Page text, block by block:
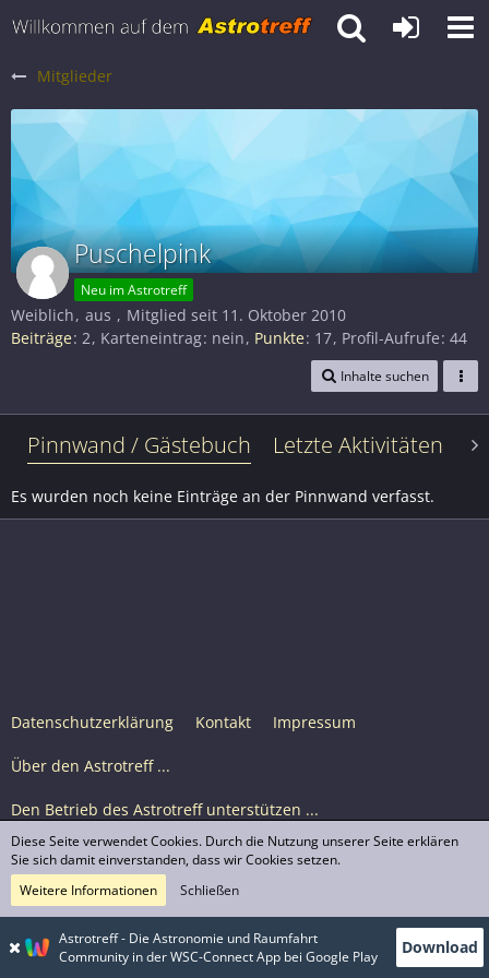
Mitglieder
Puschelpink
Neu im Astrotreff
Weiblich aus
Mitglied seit 11. Oktober 2010
Beiträge 2 Karteneintrag nein Punkte 17 Profil-Aufrufe 44
Inhalte suchen
Pinnwand / Gästebuch Letzte Aktivitäten
Es wurden noch keine Einträge an der Pinnwand verfasst.
Datenschutzerklärung Kontakt Impressum
Über den Astrotreff ...
Den Betrieb des Astrotreff unterstützen ...
Nutzungsbedingungen
© Astrotreff 2001-2026, lizenziert unter CC BY-SA,
sofern für einzelne Inhalte nicht anders angegeben
Astrotreff - Die Astronomie und Raumfahrt
Community in der WSC-Connect App bei Google Play
Download
Diese Seite verwendet Cookies. Durch die Nutzung unserer Seite erklären
Sie sich damit einverstanden, dass wir Cookies setzen.
Weitere Informationen
Schließen